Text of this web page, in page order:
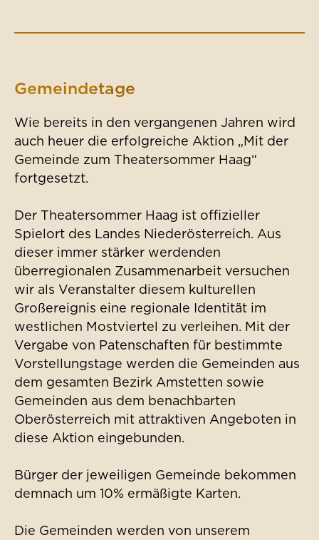
Gemeindetage
Wie bereits in den vergangenen Jahren wird
auch heuer die erfolgreiche Aktion „Mit der
Gemeinde zum Theatersommer Haag“
fortgesetzt.
Der Theatersommer Haag ist offizieller
Spielort des Landes Niederösterreich. Aus
dieser immer stärker werdenden
überregionalen Zusammenarbeit versuchen
wir als Veranstalter diesem kulturellen
Großereignis eine regionale Identität im
westlichen Mostviertel zu verleihen. Mit der
Vergabe von Patenschaften für bestimmte
Vorstellungstage werden die Gemeinden aus
dem gesamten Bezirk Amstetten sowie
Gemeinden aus dem benachbarten
Oberösterreich mit attraktiven Angeboten in
diese Aktion eingebunden.
Bürger der jeweiligen Gemeinde bekommen
demnach um 10% ermäßigte Karten.
Die Gemeinden werden von unserem